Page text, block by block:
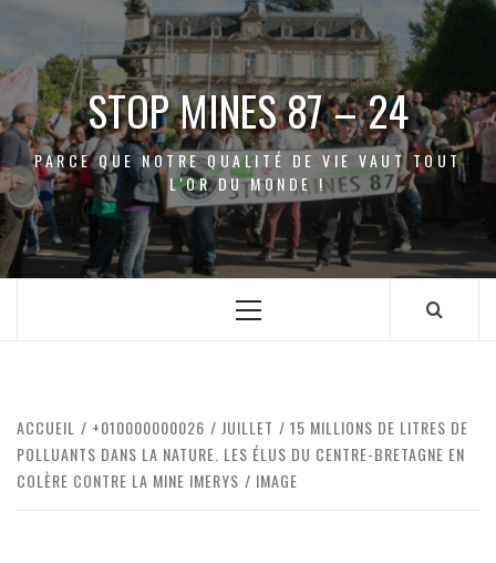
contenu
STOP MINES 87 – 24
PARCE QUE NOTRE QUALITÉ DE VIE VAUT TOUT
L'OR DU MONDE !
Menu
ACCUEIL +010000000026 JUILLET
15 MILLIONS DE LITRES DE
POLLUANTS DANS LA NATURE. LES ÉLUS DU CENTRE-BRETAGNE EN
COLÈRE CONTRE LA MINE IMERYS
IMAGE